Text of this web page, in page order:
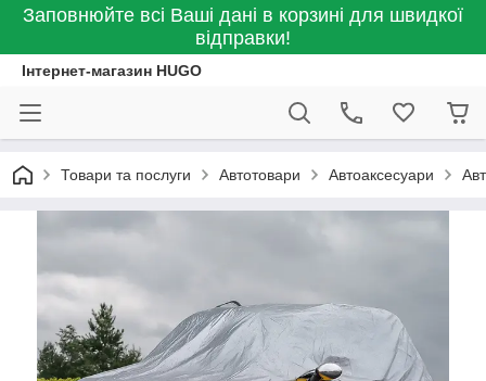
Заповнюйте всі Ваші дані в корзині для швидкої
відправки!
Інтернет-магазин HUGO
Товари та послуги Автотовари Автоаксесуари